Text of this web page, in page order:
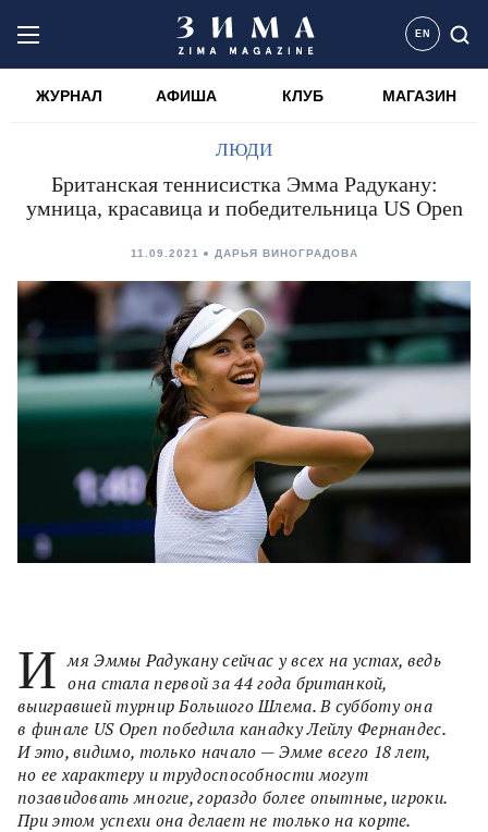
EN
ЖУРНАЛ АФИША КЛУБ МАГАЗИН
ЛЮДИ
Британская теннисистка Эмма Радукану:
умница, красавица и победительница US Open
11.09.2021 ДАРЬЯ ВИНОГРАДОВА
И мя Эммы Радукану сейчас у всех на устах, ведь
она стала первой за 44 года британкой,
выигравшей турнир Большого Шлема. В субботу она
в финале US Open победила канадку Лейлу Фернандес.
И это, видимо, только начало — Эмме всего 18 лет,
но ее характеру и трудоспособности могут
позавидовать многие, гораздо более опытные, игроки.
При этом успехи она делает не только на корте.